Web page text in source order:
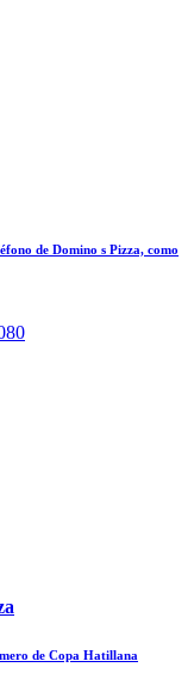
de Domino s Pizza, como
de Copa Hatillana